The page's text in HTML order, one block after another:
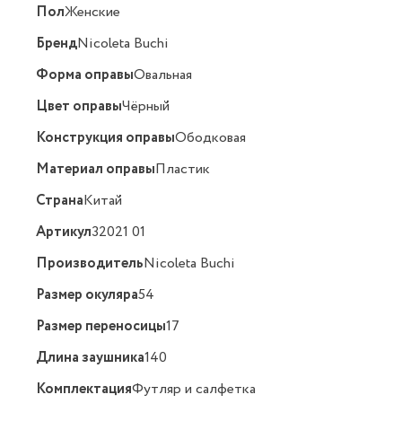
ПолЖенские
БрендNicoleta Buchi
Форма оправыОвальная
Цвет оправыЧёрный
Конструкция оправыОбодковая
Материал оправыПластик
СтранаКитай
Артикул32021 01
ПроизводительNicoleta Buchi
Размер окуляра54
Размер переносицы17
Длина заушника140
КомплектацияФутляр и салфетка